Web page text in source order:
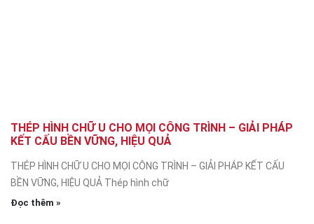
THÉP HÌNH CHỮ U CHO MỌI CÔNG TRÌNH – GIẢI PHÁP
KẾT CẤU BỀN VỮNG, HIỆU QUẢ
THÉP HÌNH CHỮ U CHO MỌI CÔNG TRÌNH – GIẢI PHÁP KẾT CẤU
BỀN VỮNG, HIỆU QUẢ Thép hình chữ
Đọc thêm »